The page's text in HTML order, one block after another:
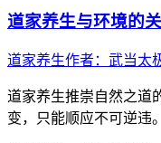
道家养生与环境的
道家养生作者： 武当太
道家养生推崇自然之道
变，只能顺应不可逆违